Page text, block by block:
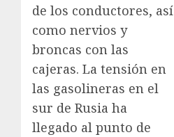
de los conductores, así
como nervios y
broncas con las
cajeras. La tensión en
las gasolineras en el
sur de Rusia ha
llegado al punto de